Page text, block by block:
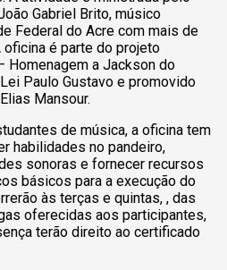
Gabriel Brito, músico
Federal do Acre com mais de
é parte do projeto
Homenagem a Jackson do
Paulo Gustavo e promovido
Mansour.
de música, a oficina tem
habilidades no pandeiro,
sonoras e fornecer recursos
básicos para a execução do
às terças e quintas, , das
oferecidas aos participantes,
terão direito ao certificado